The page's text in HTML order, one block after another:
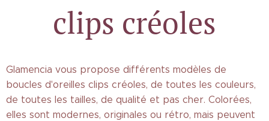
clips créoles
Glamencia vous propose différents modèles de
boucles d'oreilles clips créoles, de toutes les couleurs,
de toutes les tailles, de qualité et pas cher. Colorées,
elles sont modernes, originales ou rétro, mais peuvent